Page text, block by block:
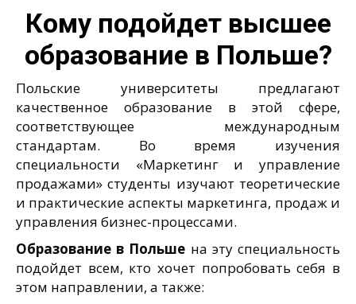
Кому подойдет высшее
образование в Польше?
Польские университеты предлагают
качественное образование в этой сфере,
соответствующее международным
стандартам. Во время изучения
специальности «Маркетинг и управление
продажами» студенты изучают теоретические
и практические аспекты маркетинга, продаж и
управления бизнес-процессами.
Образование в Польше на эту специальность
подойдет всем, кто хочет попробовать себя в
этом направлении, а также: